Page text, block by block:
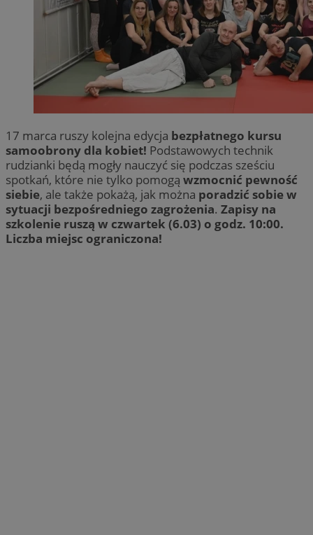
17 marca ruszy kolejna edycja bezpłatnego kursu
samoobrony dla kobiet! Podstawowych technik
rudzianki będą mogły nauczyć się podczas sześciu
spotkań, które nie tylko pomogą wzmocnić pewność
siebie, ale także pokażą, jak można poradzić sobie w
sytuacji bezpośredniego zagrożenia. Zapisy na
szkolenie ruszą w czwartek (6.03) o godz. 10:00.
Liczba miejsc ograniczona!